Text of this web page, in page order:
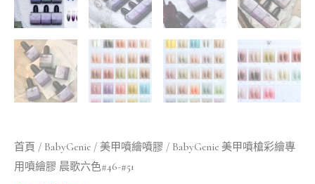
首頁 / BabyGenie / 美甲噴繪噴膠 / BabyGenie 美甲噴槍彩繪專
用噴繪膠 晨歌六色#46-#51
繪
晨
歌
六
#46-
#51